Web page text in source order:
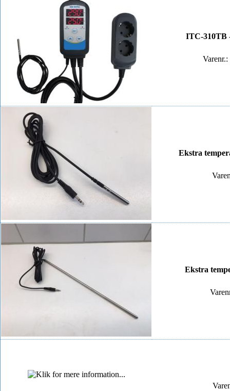
ITC-310TB
Ekstra
Ekstra